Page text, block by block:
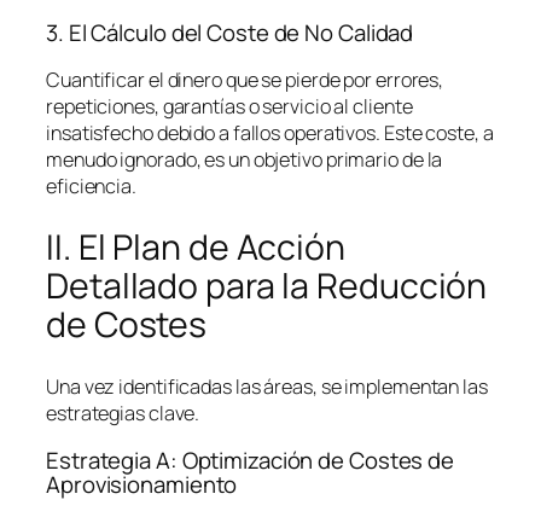
3. El Cálculo del Coste de No Calidad
Cuantificar el dinero que se pierde por errores,
repeticiones, garantías o servicio al cliente
insatisfecho debido a fallos operativos. Este coste, a
menudo ignorado, es un objetivo primario de la
eficiencia.
II. El Plan de Acción
Detallado para la Reducción
de Costes
Una vez identificadas las áreas, se implementan las
estrategias clave.
Estrategia A: Optimización de Costes de
Aprovisionamiento